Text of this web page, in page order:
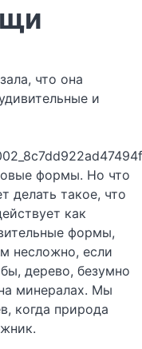
формы. Но что
делать такое, что
как
формы,
несложно, если
дерево, безумно
минералах. Мы
когда природа